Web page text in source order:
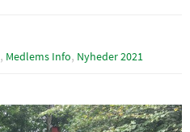
, Medlems Info, Nyheder 2021